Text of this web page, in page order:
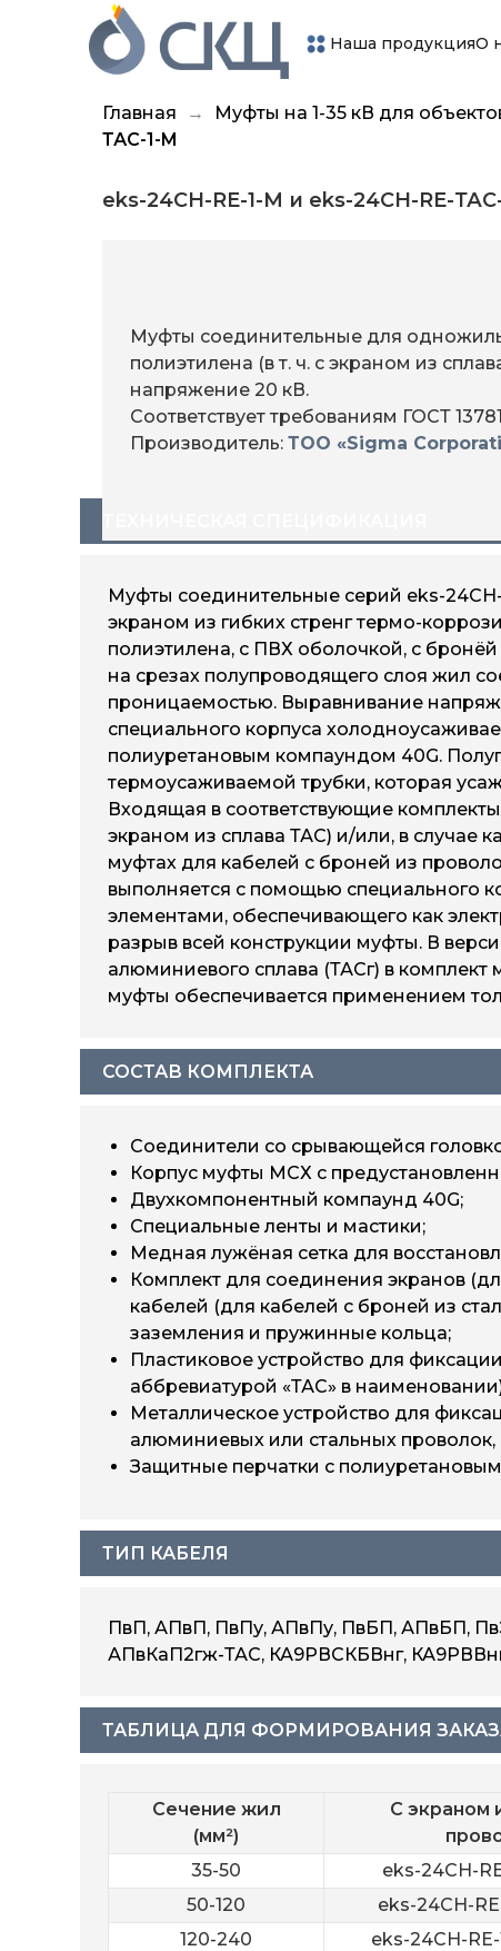
Главная Муфты на 1-35 кВ для
ТАС-1-M
Наша продукцияО
eks-24СH-RE-1-M и eks-24СH-RE-
Муфты соединительные для
полиэтилена (в т. ч. с экраном из
напряжение 20 кВ.
Соответствует требованиям ГОСТ
Производитель: ТОО «Sigma
Муфты соединительные серий eks-
экраном из гибких стренг термо-
полиэтилена, с ПВХ оболочкой, с
на срезах полупроводящего слоя жил
проницаемостью. Выравнивание
специального корпуса
полиуретановым компаундом 40G.
термоусаживаемой трубки, которая
Входящая в соответствующие
экраном из сплава ТАС) и/или, в случае
муфтах для кабелей с броней из
выполняется с помощью специального
элементами, обеспечивающего как
разрыв всей конструкции муфты. В
алюминиевого сплава (ТАСг) в
муфты обеспечивается применением
СОСТАВ КОМПЛЕКТА
Соединители со срывающейся
Корпус муфты МСХ с
Двухкомпонентный компаунд 40G;
Специальные ленты и мастики;
Медная лужёная сетка для
Комплект для соединения экранов
кабелей (для кабелей с броней из
заземления и пружинные кольца;
Пластиковое устройство для
аббревиатурой «ТАС» в
Металлическое устройство для
алюминиевых или стальных
Защитные перчатки с
ТИП КАБЕЛЯ
ПвП, АПвП, ПвПу, АПвПу, ПвБП, АПвБП,
АПвКаП2гж-ТАС, КА9РВСКБВнг,
ТАБЛИЦА ДЛЯ ФОРМИРОВАНИЯ
Сечение жил
(мм²)
С экраном
35-50
eks-24CH-
50-120
eks-24CH-
120-240
eks-24CH-